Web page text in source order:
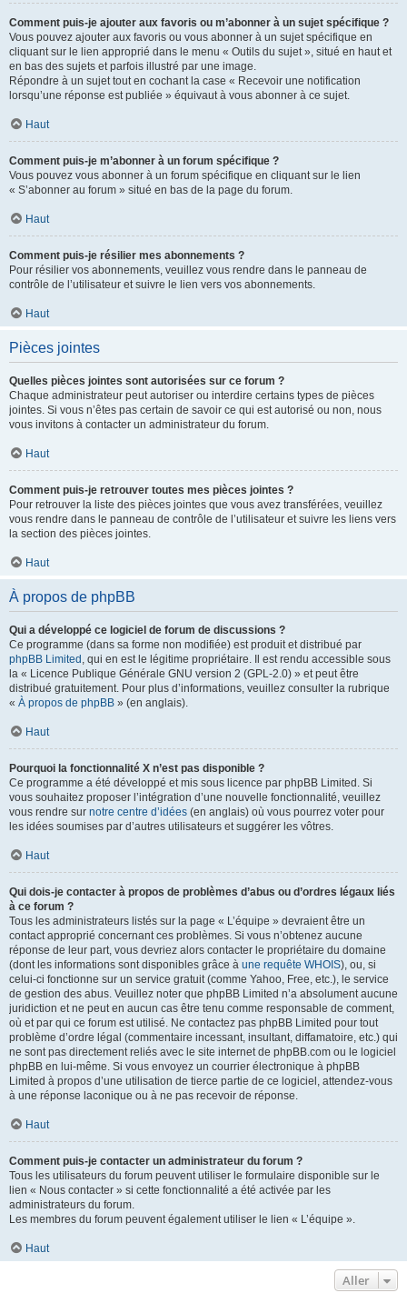
Comment puis-je ajouter aux favoris ou m’abonner à un sujet spécifique ?
Vous pouvez ajouter aux favoris ou vous abonner à un sujet spécifique en
cliquant sur le lien approprié dans le menu « Outils du sujet », situé en haut et
en bas des sujets et parfois illustré par une image.
Répondre à un sujet tout en cochant la case « Recevoir une notification
lorsqu’une réponse est publiée » équivaut à vous abonner à ce sujet.
Haut
Comment puis-je m’abonner à un forum spécifique ?
Vous pouvez vous abonner à un forum spécifique en cliquant sur le lien
« S’abonner au forum » situé en bas de la page du forum.
Haut
Comment puis-je résilier mes abonnements ?
Pour résilier vos abonnements, veuillez vous rendre dans le panneau de
contrôle de l’utilisateur et suivre le lien vers vos abonnements.
Haut
Pièces jointes
Quelles pièces jointes sont autorisées sur ce forum ?
Chaque administrateur peut autoriser ou interdire certains types de pièces
jointes. Si vous n’êtes pas certain de savoir ce qui est autorisé ou non, nous
vous invitons à contacter un administrateur du forum.
Haut
Comment puis-je retrouver toutes mes pièces jointes ?
Pour retrouver la liste des pièces jointes que vous avez transférées, veuillez
vous rendre dans le panneau de contrôle de l’utilisateur et suivre les liens vers
la section des pièces jointes.
Haut
À propos de phpBB
Qui a développé ce logiciel de forum de discussions ?
Ce programme (dans sa forme non modifiée) est produit et distribué par
phpBB Limited , qui en est le légitime propriétaire. Il est rendu accessible sous
la « Licence Publique Générale GNU version 2 (GPL-2.0) » et peut être
distribué gratuitement. Pour plus d’informations, veuillez consulter la rubrique
« À propos de phpBB » (en anglais).
Haut
Pourquoi la fonctionnalité X n’est pas disponible ?
Ce programme a été développé et mis sous licence par phpBB Limited. Si
vous souhaitez proposer l’intégration d’une nouvelle fonctionnalité, veuillez
vous rendre sur notre centre d’idées (en anglais) où vous pourrez voter pour
les idées soumises par d’autres utilisateurs et suggérer les vôtres.
Haut
Qui dois-je contacter à propos de problèmes d’abus ou d’ordres légaux liés
à ce forum ?
Tous les administrateurs listés sur la page « L’équipe » devraient être un
contact approprié concernant ces problèmes. Si vous n’obtenez aucune
réponse de leur part, vous devriez alors contacter le propriétaire du domaine
(dont les informations sont disponibles grâce à une requête WHOIS), ou, si
celui-ci fonctionne sur un service gratuit (comme Yahoo, Free, etc.), le service
de gestion des abus. Veuillez noter que phpBB Limited n’a absolument aucune
juridiction et ne peut en aucun cas être tenu comme responsable de comment,
où et par qui ce forum est utilisé. Ne contactez pas phpBB Limited pour tout
problème d’ordre légal (commentaire incessant, insultant, diffamatoire, etc.) qui
ne sont pas directement reliés avec le site internet de phpBB.com ou le logiciel
phpBB en lui-même. Si vous envoyez un courrier électronique à phpBB
Limited à propos d’une utilisation de tierce partie de ce logiciel, attendez-vous
à une réponse laconique ou à ne pas recevoir de réponse.
Haut
Comment puis-je contacter un administrateur du forum ?
Tous les utilisateurs du forum peuvent utiliser le formulaire disponible sur le
lien « Nous contacter » si cette fonctionnalité a été activée par les
administrateurs du forum.
Les membres du forum peuvent également utiliser le lien « L’équipe ».
Haut
Aller